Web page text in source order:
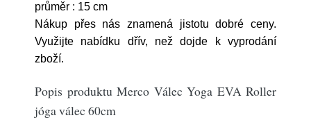
průměr : 15 cm
Nákup přes nás znamená jistotu dobré ceny.
Využijte nabídku dřív, než dojde k vyprodání
zboží.
Popis produktu Merco Válec Yoga EVA Roller
jóga válec 60cm